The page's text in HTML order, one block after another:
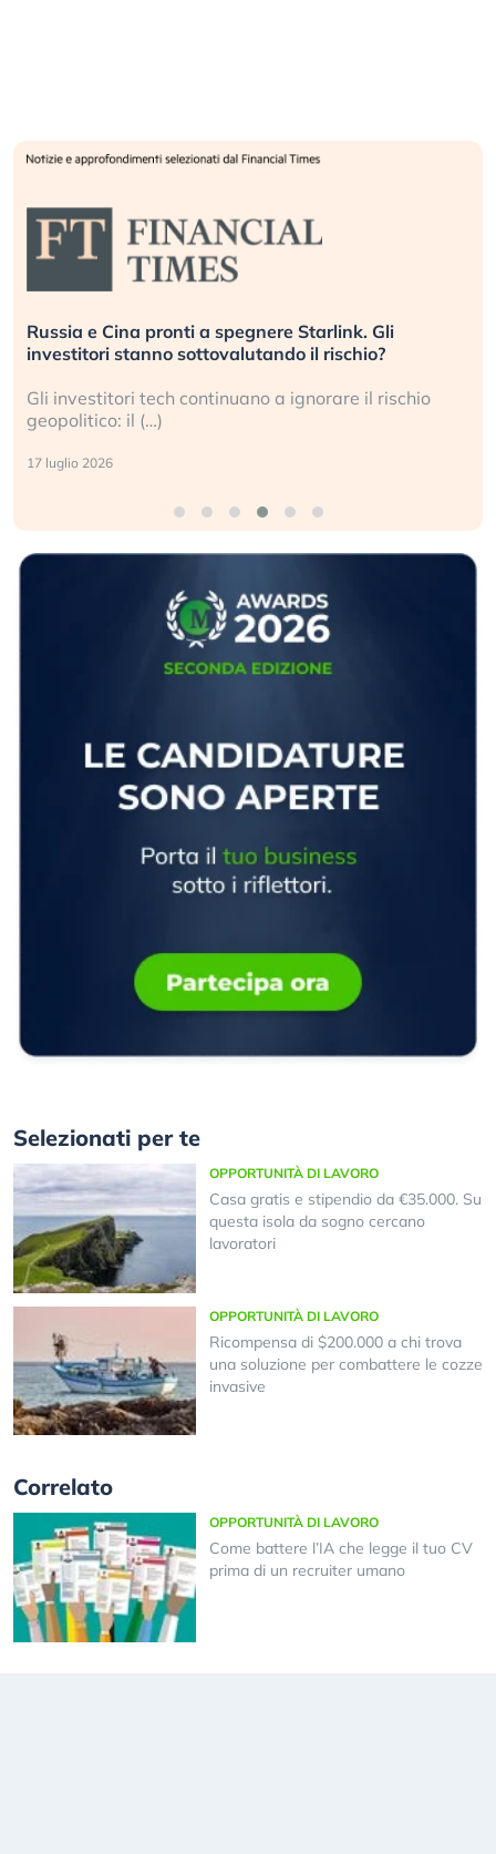
Russia e Cina pronti a spegnere Starlink. Gli
investitori stanno sottovalutando il rischio?
Gli investitori tech continuano a ignorare il rischio
geopolitico: il (…)
17 luglio 2026
Selezionati per te
OPPORTUNITÀ DI LAVORO
Casa gratis e stipendio da €35.000. Su
questa isola da sogno cercano
lavoratori
OPPORTUNITÀ DI LAVORO
Ricompensa di $200.000 a chi trova
una soluzione per combattere le cozze
invasive
Correlato
OPPORTUNITÀ DI LAVORO
Come battere l’IA che legge il tuo CV
prima di un recruiter umano